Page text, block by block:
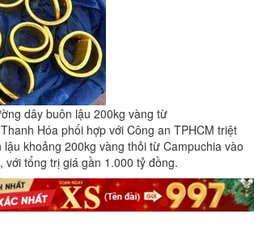
dây buôn lậu 200kg vàng từ
Hóa phối hợp với Công an TPHCM triệt
khoảng 200kg vàng thỏi từ Campuchia vào
với tổng trị giá gần 1.000 tỷ đồng.